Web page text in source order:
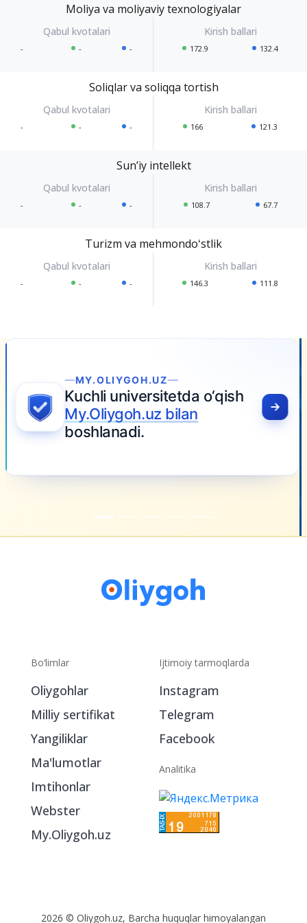
Moliya va moliyaviy texnologiyalar
- - - 172.9 132.4
Soliqlar va soliqqa tortish
- - - 166 121.3
Sunʼiy intellekt
- - - 108.7 67.7
Turizm va mehmondoʻstlik
- - - 146.3 111.8
Bo‘limlar
Oliygohlar
Milliy sertifikat
Yangiliklar
Ma'lumotlar
Imtihonlar
Webster
My.Oliygoh.uz
Ijtimoiy tarmoqlarda
Instagram
Telegram
Facebook
Analitika
2026 © Oliygoh.uz, Barcha huquqlar himoyalangan